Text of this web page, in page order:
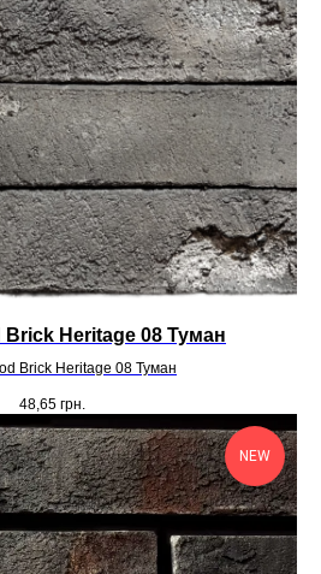
Brick Heritage 08 Туман
Brick Heritage 08 Туман
48,65 грн.
NEW